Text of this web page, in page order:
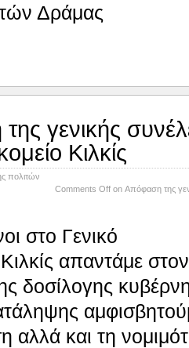
Δράμας
γενικής
Κιλκίς
πολιτών
Comments Off on Απόφαση της
στο Γενικό
απαντάμε στον
δοσίλογης
αλλά και τη